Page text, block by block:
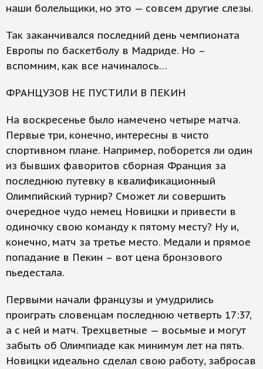
наши болельщики, но это — совсем другие слезы.
Так заканчивался последний день чемпионата
Европы по баскетболу в Мадриде. Но –
вспомним, как все начиналось…
ФРАНЦУЗОВ НЕ ПУСТИЛИ В ПЕКИН
На воскресенье было намечено четыре матча.
Первые три, конечно, интересны в чисто
спортивном плане. Например, поборется ли один
из бывших фаворитов сборная Франция за
последнюю путевку в квалификационный
Олимпийский турнир? Сможет ли совершить
очередное чудо немец Новицки и привести в
одиночку свою команду к пятому месту? Ну и,
конечно, матч за третье место. Медали и прямое
попадание в Пекин – вот цена бронзового
пьедестала.
Первыми начали французы и умудрились
проиграть словенцам последнюю четверть 17:37,
а с ней и матч. Трехцветные — восьмые и могут
забыть об Олимпиаде как минимум лет на пять.
Новицки идеально сделал свою работу, забросав